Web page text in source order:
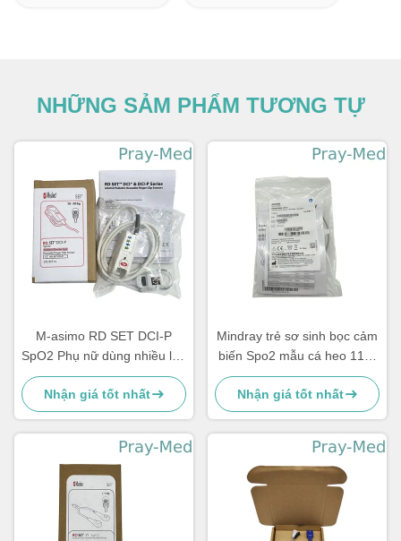
NHỮNG SẢM PHẨM TƯƠNG TỰ
M-asimo RD SET DCI-P
SpO2 Phụ nữ dùng nhiều lần
cảm biến clip ngón tay 4051
Nhận giá tốt nhất
Mindray trẻ sơ sinh bọc cảm
biến Spo2 mẫu cá heo 115-
050154-00 518BLH
Nhận giá tốt nhất